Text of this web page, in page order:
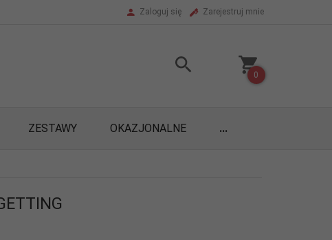
Zaloguj się Zarejestruj mnie
0
ZESTAWY OKAZJONALNE ...